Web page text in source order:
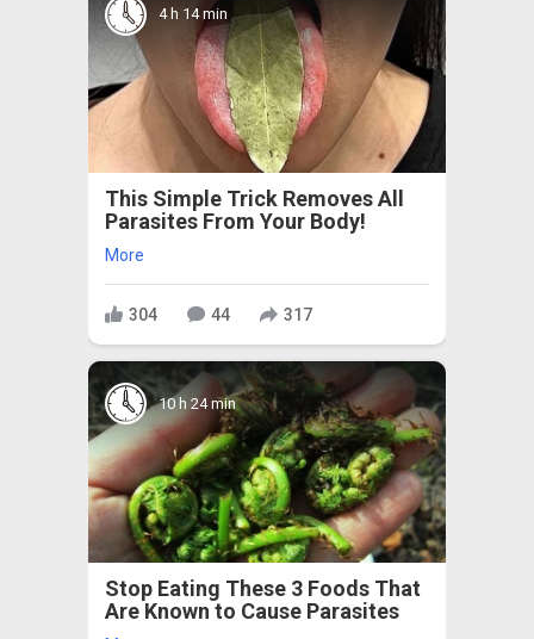
4 h 14 min
This Simple Trick Removes All
Parasites From Your Body!
More
304 44 317
10 h 24 min
Stop Eating These 3 Foods That
Are Known to Cause Parasites